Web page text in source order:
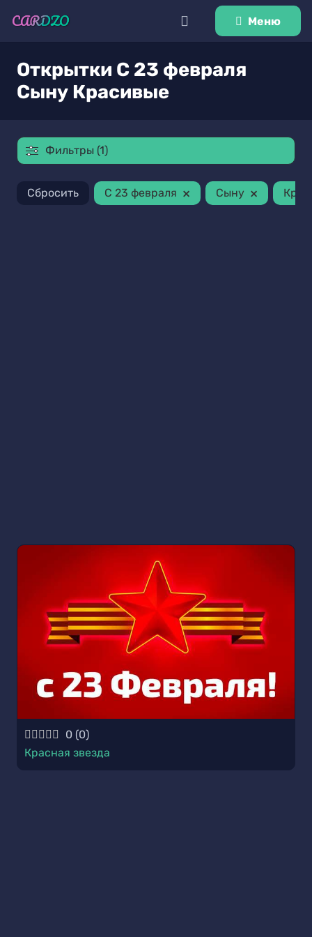
Меню
Открытки С 23 февраля
Сыну Красивые
Фильтры (1)
Сбросить С 23 февраля × Сыну ×
0 (0)
Красная звезда